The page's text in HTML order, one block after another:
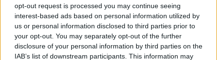
opt-out request is processed you may continue seeing
interest-based ads based on personal information utilized by
us or personal information disclosed to third parties prior to
your opt-out. You may separately opt-out of the further
disclosure of your personal information by third parties on the
IAB’s list of downstream participants. This information may
Questa crema contiene SPF 30 ed è priva di
colori artificiali, profumi e oli minerali. È